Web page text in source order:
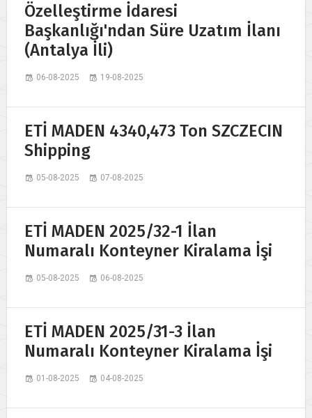
Özelleştirme İdaresi
Başkanlığı'ndan Süre Uzatım İlanı
(Antalya İli)
06-08-2025 19-08-2025
ETİ MADEN 4340,473 Ton SZCZECIN
Shipping
05-08-2025 07-08-2025
ETİ MADEN 2025/32-1 İlan
Numaralı Konteyner Kiralama İşi
05-08-2025 06-08-2025
ETİ MADEN 2025/31-3 İlan
Numaralı Konteyner Kiralama İşi
01-08-2025 04-08-2025